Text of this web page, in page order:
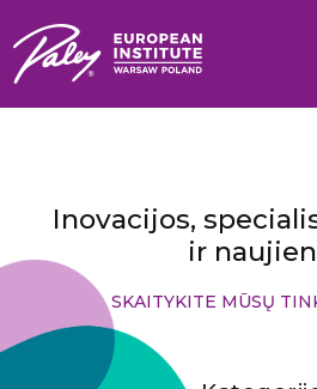
Inovacijos,
ir
SKAITYKITE MŪSŲ